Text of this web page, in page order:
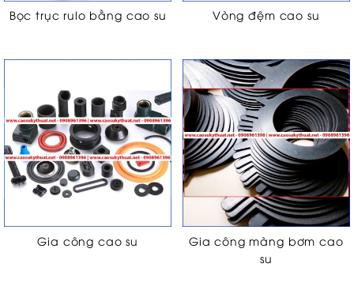
Bọc trục rulo bằng cao su Vòng đệm cao su
Gia công cao su
Gia công màng bơm cao
su